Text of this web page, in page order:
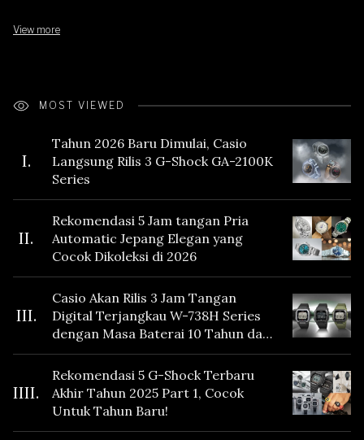
View more
MOST VIEWED
I.
Tahun 2026 Baru Dimulai, Casio
Langsung Rilis 3 G-Shock GA-2100K
Series
II.
Rekomendasi 5 Jam tangan Pria
Automatic Jepang Elegan yang
Cocok Dikoleksi di 2026
III.
Casio Akan Rilis 3 Jam Tangan
Digital Terjangkau W-738H Series
dengan Masa Baterai 10 Tahun dan
Fitur Vibration
IIII.
Rekomendasi 5 G-Shock Terbaru
Akhir Tahun 2025 Part 1, Cocok
Untuk Tahun Baru!